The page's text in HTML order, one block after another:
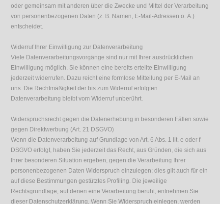
oder gemeinsam mit anderen über die Zwecke und Mittel der Verarbeitung
von personenbezogenen Daten (z. B. Namen, E-Mail-Adressen o. Ä.)
entscheidet.
Widerruf Ihrer Einwilligung zur Datenverarbeitung
Viele Datenverarbeitungsvorgänge sind nur mit Ihrer ausdrücklichen
Einwilligung möglich. Sie können eine bereits erteilte Einwilligung
jederzeit widerrufen. Dazu reicht eine formlose Mitteilung per E-Mail an
uns. Die Rechtmäßigkeit der bis zum Widerruf erfolgten
Datenverarbeitung bleibt vom Widerruf unberührt.
Widerspruchsrecht gegen die Datenerhebung in besonderen Fällen sowie
gegen Direktwerbung (Art. 21 DSGVO)
Wenn die Datenverarbeitung auf Grundlage von Art. 6 Abs. 1 lit. e oder f
DSGVO erfolgt, haben Sie jederzeit das Recht, aus Gründen, die sich aus
Ihrer besonderen Situation ergeben, gegen die Verarbeitung Ihrer
personenbezogenen Daten Widerspruch einzulegen; dies gilt auch für ein
auf diese Bestimmungen gestütztes Profiling. Die jeweilige
Rechtsgrundlage, auf denen eine Verarbeitung beruht, entnehmen Sie
dieser Datenschutzerklärung. Wenn Sie Widerspruch einlegen, werden